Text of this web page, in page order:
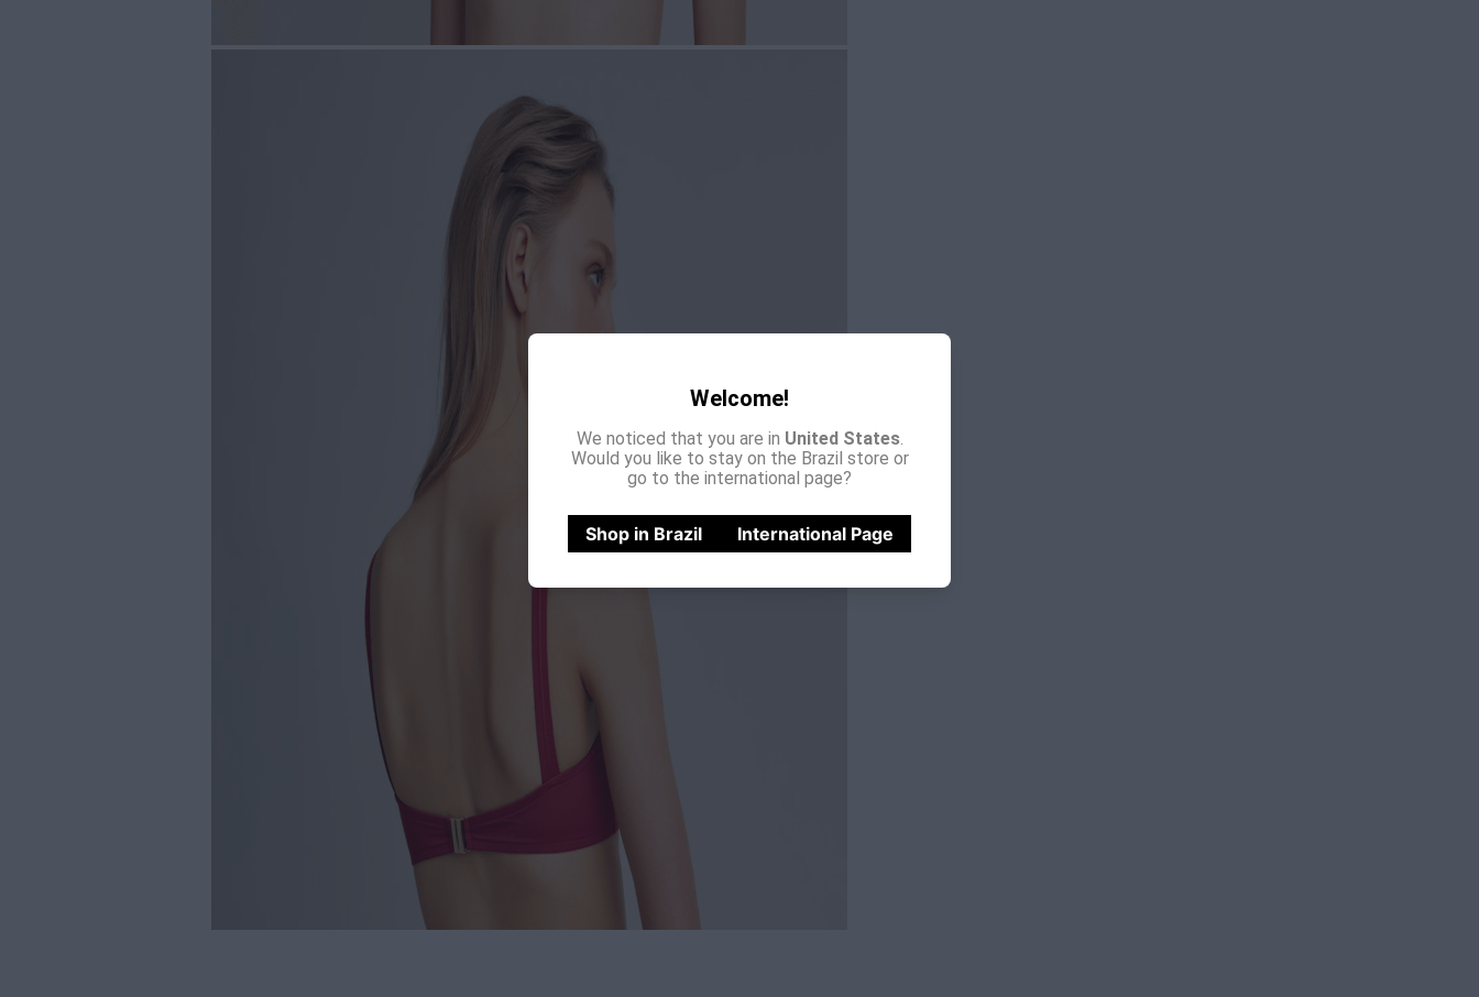
Welcome!
We noticed that you are in United States.
Would you like to stay on the Brazil store or
go to the international page?
Shop in Brazil International Page